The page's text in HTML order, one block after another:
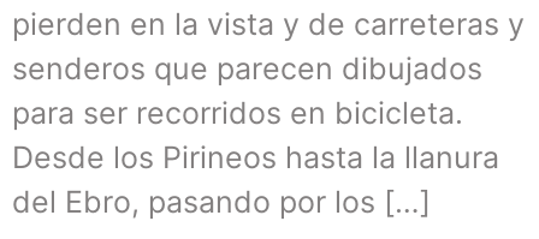
pierden en la vista y de carreteras y
senderos que parecen dibujados
para ser recorridos en bicicleta.
Desde los Pirineos hasta la llanura
del Ebro, pasando por los […]